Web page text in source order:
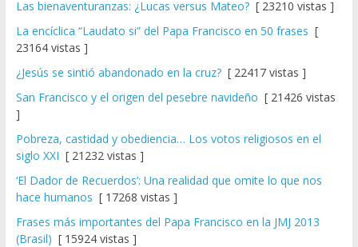
Las bienaventuranzas: ¿Lucas versus Mateo?[ 23210 vistas ]
La encíclica “Laudato si” del Papa Francisco en 50 frases [
23164 vistas ]
¿Jesús se sintió abandonado en la cruz?[ 22417 vistas ]
San Francisco y el origen del pesebre navideño [ 21426 vistas
]
Pobreza, castidad y obediencia… Los votos religiosos en el
siglo XXI [ 21232 vistas ]
‘El Dador de Recuerdos’: Una realidad que omite lo que nos
hace humanos [ 17268 vistas ]
Frases más importantes del Papa Francisco en la JMJ 2013
(Brasil) [ 15924 vistas ]